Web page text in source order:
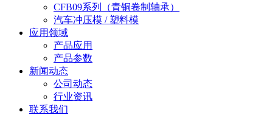
CFB09系列（青铜卷制轴承）
汽车冲压模 / 塑料模
应用领域
产品应用
产品参数
新闻动态
公司动态
行业资讯
联系我们